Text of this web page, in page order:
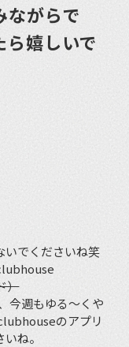
ながらで
ら嬉しいで
いでくださいね笑
）
今週もゆる〜くや
のアプリ
ね。